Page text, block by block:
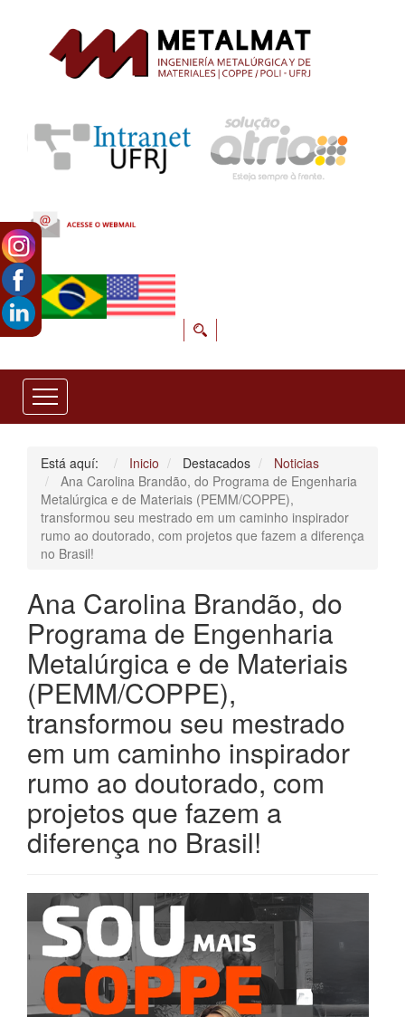
CONTEÚDO
Está aquí: Inicio Destacados
Noticias
Ana Carolina Brandão, do Programa de Engenharia
Metalúrgica e de Materiais (PEMM/COPPE),
transformou seu mestrado em um caminho inspirador
rumo ao doutorado, com projetos que fazem a diferença
no Brasil!
Ana Carolina Brandão, do
Programa de Engenharia
Metalúrgica e de Materiais
(PEMM/COPPE),
transformou seu mestrado
em um caminho inspirador
rumo ao doutorado, com
projetos que fazem a
diferença no Brasil!